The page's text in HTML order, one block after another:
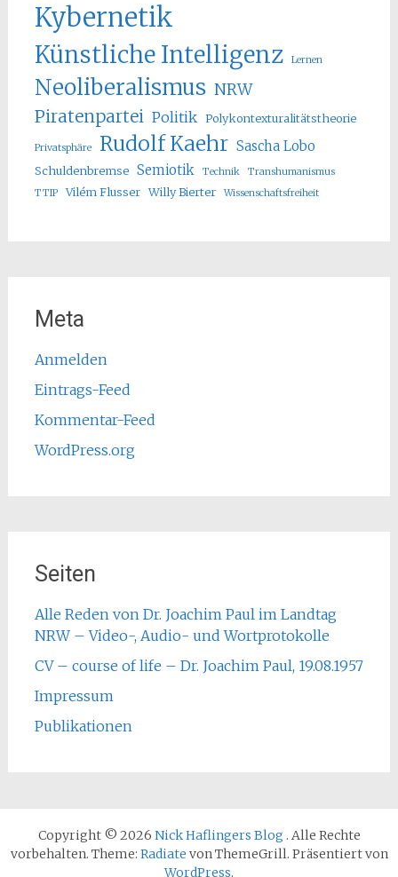
Kybernetik
Künstliche Intelligenz Lernen
Neoliberalismus NRW
Piratenpartei Politik Polykontexturalitätstheorie
Privatsphäre Rudolf Kaehr Sascha Lobo
Schuldenbremse Semiotik Technik
Transhumanismus
TTIP
Vilém Flusser Willy Bierter Wissenschaftsfreiheit
Meta
Anmelden
Eintrags-Feed
Kommentar-Feed
WordPress.org
Seiten
Alle Reden von Dr. Joachim Paul im Landtag
NRW – Video-, Audio- und Wortprotokolle
CV – course of life – Dr. Joachim Paul, 19.08.1957
Impressum
Publikationen
Copyright © 2026 Nick Haflingers Blog . Alle Rechte
vorbehalten. Theme: Radiate von ThemeGrill. Präsentiert von
WordPress.